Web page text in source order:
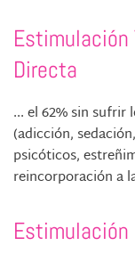
Estimulación
Directa
... el 62% sin
(adicción,
psicóticos,
reincorporación a
Estimulación